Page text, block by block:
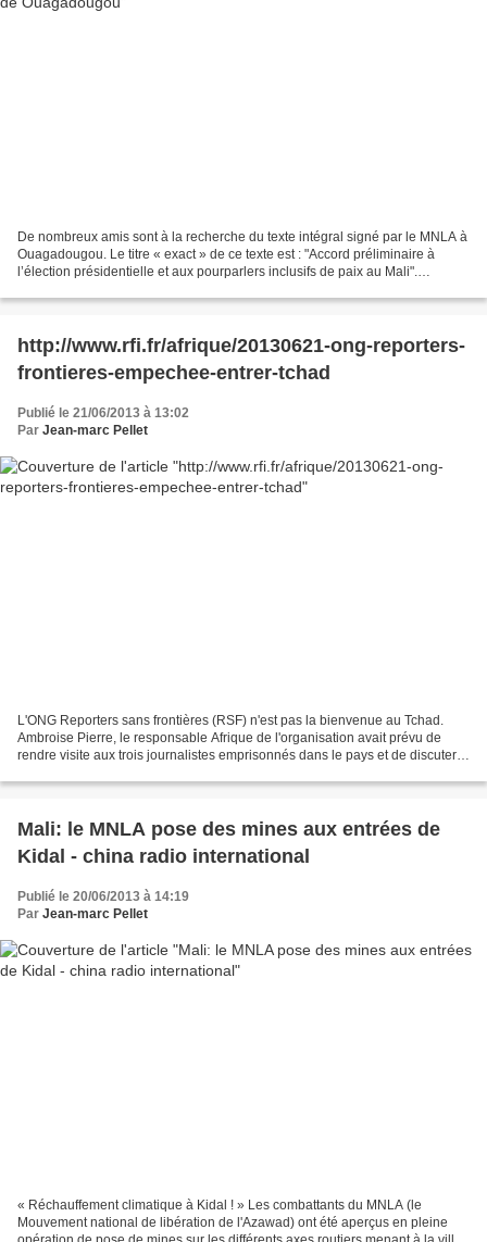
De nombreux amis sont à la recherche du texte intégral signé par le MNLA à
Ouagadougou. Le titre « exact » de ce texte est : "Accord préliminaire à
l’élection présidentielle et aux pourparlers inclusifs de paix au Mali".
http://www.rfi.fr/afrique/20130621-ong-reporters-
frontieres-empechee-entrer-tchad
Publié le 21/06/2013 à 13:02
Par Jean-marc Pellet
L'ONG Reporters sans frontières (RSF) n'est pas la bienvenue au Tchad.
Ambroise Pierre, le responsable Afrique de l'organisation avait prévu de
rendre visite aux trois journalistes emprisonnés dans le pays et de discuter
Mali: le MNLA pose des mines aux entrées de
Kidal - china radio international
Publié le 20/06/2013 à 14:19
Par Jean-marc Pellet
« Réchauffement climatique à Kidal ! » Les combattants du MNLA (le
Mouvement national de libération de l'Azawad) ont été aperçus en pleine